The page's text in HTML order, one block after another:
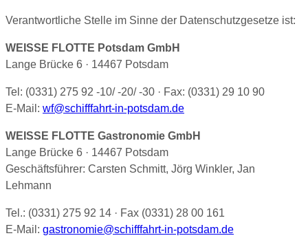
Verantwortliche Stelle im Sinne der Datenschutzgesetze ist:
WEISSE FLOTTE Potsdam GmbH
Lange Brücke 6 · 14467 Potsdam
Tel: (0331) 275 92 -10/ -20/ -30 · Fax: (0331) 29 10 90
E-Mail: wf@schifffahrt-in-potsdam.de
WEISSE FLOTTE Gastronomie GmbH
Lange Brücke 6 · 14467 Potsdam
Geschäftsführer: Carsten Schmitt, Jörg Winkler, Jan
Lehmann
Tel.: (0331) 275 92 14 · Fax (0331) 28 00 161
E-Mail: gastronomie@schifffahrt-in-potsdam.de